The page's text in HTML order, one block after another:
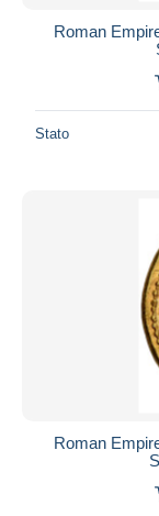
Roman
Stato
Roman